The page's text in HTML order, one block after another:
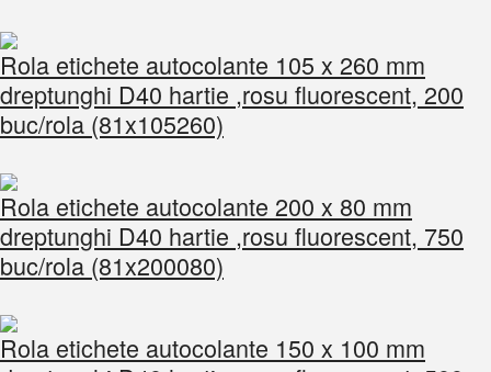
Rola etichete autocolante 105 x 260 mm
dreptunghi D40 hartie ,rosu fluorescent, 200
buc/rola (81x105260)
Rola etichete autocolante 200 x 80 mm
dreptunghi D40 hartie ,rosu fluorescent, 750
buc/rola (81x200080)
Rola etichete autocolante 150 x 100 mm